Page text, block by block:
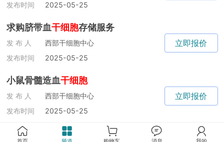
发布时间
2025-05-25
求购脐带血干细胞存储服务
发 布 人
西部干细胞中心
发布时间
2025-05-25
立即报价
小鼠骨髓造血干细胞
发 布 人
西部干细胞中心
发布时间
2025-05-25
立即报价